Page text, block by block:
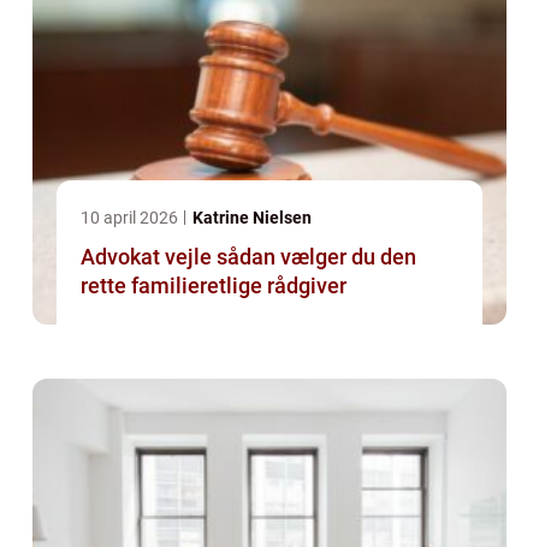
10 april 2026 Katrine Nielsen
Advokat vejle sådan vælger du den
rette familieretlige rådgiver